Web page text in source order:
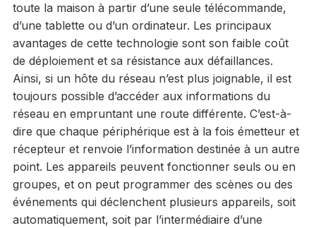
toute la maison à partir d’une seule télécommande,
d’une tablette ou d’un ordinateur. Les principaux
avantages de cette technologie sont son faible coût
de déploiement et sa résistance aux défaillances.
Ainsi, si un hôte du réseau n’est plus joignable, il est
toujours possible d’accéder aux informations du
réseau en empruntant une route différente. C’est-à-
dire que chaque périphérique est à la fois émetteur et
récepteur et renvoie l’information destinée à un autre
point. Les appareils peuvent fonctionner seuls ou en
groupes, et on peut programmer des scènes ou des
événements qui déclenchent plusieurs appareils, soit
automatiquement, soit par l’intermédiaire d’une